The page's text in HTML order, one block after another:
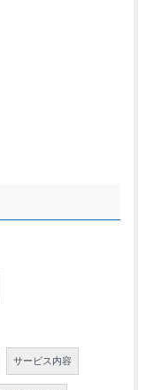
サービス内容